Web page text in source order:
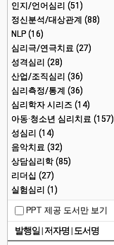
인지/언어심리 (51)
정신분석/대상관계 (88)
NLP (16)
심리극/연극치료 (27)
성격심리 (28)
산업/조직심리 (36)
심리측정/통계 (36)
심리학자 시리즈 (14)
아동·청소년 심리치료 (157)
성심리 (14)
음악치료 (32)
상담심리학 (85)
리더십 (27)
실험심리 (1)
PPT 제공 도서만 보기
발행일 | 저자명 | 도서명